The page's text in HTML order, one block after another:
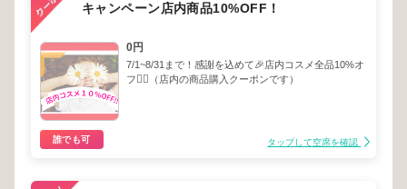
キャンペーン店内商品10%OFF！
0円
7/1~8/31まで！感謝を込めて🎉店内コスメ全品10%オ
フ❤️‍🔥（店内の商品購入クーポンです）
誰でも可 タップして空席を確認